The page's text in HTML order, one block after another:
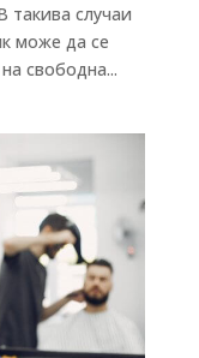
такива случаи
може да се
свободна...